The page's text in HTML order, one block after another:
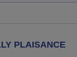
PLAISANCE